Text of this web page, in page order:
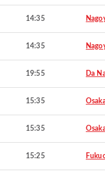
14:35
14:35
19:55 Da
15:35
15:35
15:25